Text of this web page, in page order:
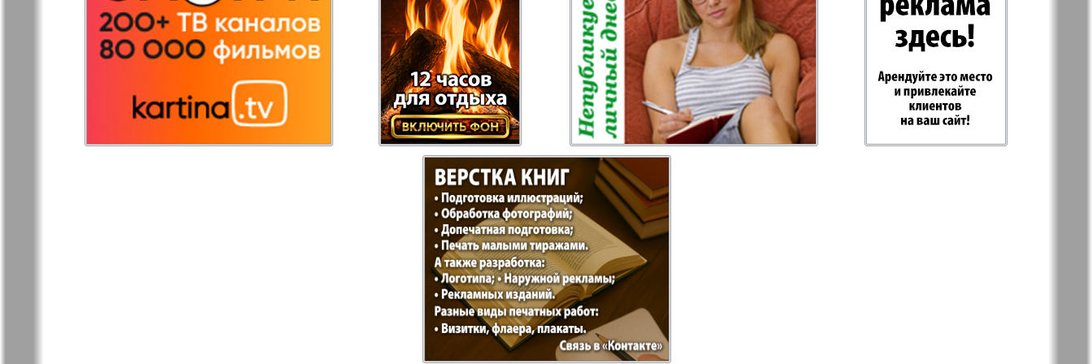
Redakzija
Germanija
Rheinskaja Gazeta Recepty zdorovja Heimat-Родина Rubezh
Russkaja Gazeta Russkaja Mysl
Russkiy Baden-
Württemberg
Angeln Plus RusHaus
Semejnaja gazeta Wort und Tat
Handels Zentrum Punkt DE
Bei uns in
Hamburg